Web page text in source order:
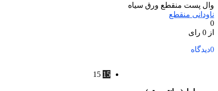
وال پست منقطع ورق سیاه
ناودانی منقطع
0
از 0 رای
0دیدگاه
15
15